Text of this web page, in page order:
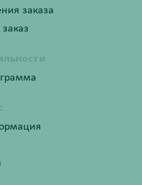
заказа